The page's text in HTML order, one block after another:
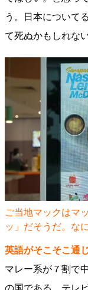
う。日本について
て死ぬかもしれない
ご当地マックはマ
ッ」だそうだ。な
英語がそこそこ通
マレー系が７割で
の国である。テレ